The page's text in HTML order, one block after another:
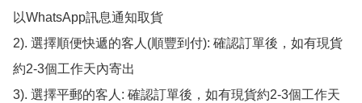
以WhatsApp訊息通知取貨
2). 選擇順便快遞的客人(順豐到付): 確認訂單後，如有現貨
約2-3個工作天內寄出
3). 選擇平郵的客人: 確認訂單後，如有現貨約2-3個工作天